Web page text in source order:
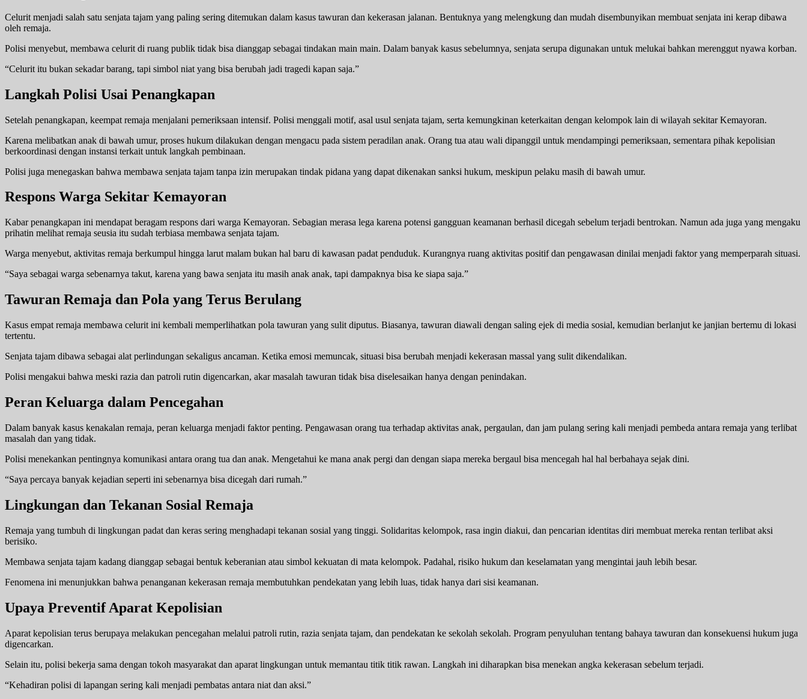
Celurit menjadi salah satu senjata tajam yang paling sering ditemukan dalam kasus tawuran dan kekerasan jalanan. Bentuknya yang melengkung dan mudah disembunyikan membuat senjata ini kerap dibawa
oleh remaja.
Polisi menyebut, membawa celurit di ruang publik tidak bisa dianggap sebagai tindakan main main. Dalam banyak kasus sebelumnya, senjata serupa digunakan untuk melukai bahkan merenggut nyawa korban.
“Celurit itu bukan sekadar barang, tapi simbol niat yang bisa berubah jadi tragedi kapan saja.”
Langkah Polisi Usai Penangkapan
Setelah penangkapan, keempat remaja menjalani pemeriksaan intensif. Polisi menggali motif, asal usul senjata tajam, serta kemungkinan keterkaitan dengan kelompok lain di wilayah sekitar Kemayoran.
Karena melibatkan anak di bawah umur, proses hukum dilakukan dengan mengacu pada sistem peradilan anak. Orang tua atau wali dipanggil untuk mendampingi pemeriksaan, sementara pihak kepolisian
berkoordinasi dengan instansi terkait untuk langkah pembinaan.
Polisi juga menegaskan bahwa membawa senjata tajam tanpa izin merupakan tindak pidana yang dapat dikenakan sanksi hukum, meskipun pelaku masih di bawah umur.
Respons Warga Sekitar Kemayoran
Kabar penangkapan ini mendapat beragam respons dari warga Kemayoran. Sebagian merasa lega karena potensi gangguan keamanan berhasil dicegah sebelum terjadi bentrokan. Namun ada juga yang mengaku
prihatin melihat remaja seusia itu sudah terbiasa membawa senjata tajam.
Warga menyebut, aktivitas remaja berkumpul hingga larut malam bukan hal baru di kawasan padat penduduk. Kurangnya ruang aktivitas positif dan pengawasan dinilai menjadi faktor yang memperparah situasi.
“Saya sebagai warga sebenarnya takut, karena yang bawa senjata itu masih anak anak, tapi dampaknya bisa ke siapa saja.”
Tawuran Remaja dan Pola yang Terus Berulang
Kasus empat remaja membawa celurit ini kembali memperlihatkan pola tawuran yang sulit diputus. Biasanya, tawuran diawali dengan saling ejek di media sosial, kemudian berlanjut ke janjian bertemu di lokasi
tertentu.
Senjata tajam dibawa sebagai alat perlindungan sekaligus ancaman. Ketika emosi memuncak, situasi bisa berubah menjadi kekerasan massal yang sulit dikendalikan.
Polisi mengakui bahwa meski razia dan patroli rutin digencarkan, akar masalah tawuran tidak bisa diselesaikan hanya dengan penindakan.
Peran Keluarga dalam Pencegahan
Dalam banyak kasus kenakalan remaja, peran keluarga menjadi faktor penting. Pengawasan orang tua terhadap aktivitas anak, pergaulan, dan jam pulang sering kali menjadi pembeda antara remaja yang terlibat
masalah dan yang tidak.
Polisi menekankan pentingnya komunikasi antara orang tua dan anak. Mengetahui ke mana anak pergi dan dengan siapa mereka bergaul bisa mencegah hal hal berbahaya sejak dini.
“Saya percaya banyak kejadian seperti ini sebenarnya bisa dicegah dari rumah.”
Lingkungan dan Tekanan Sosial Remaja
Remaja yang tumbuh di lingkungan padat dan keras sering menghadapi tekanan sosial yang tinggi. Solidaritas kelompok, rasa ingin diakui, dan pencarian identitas diri membuat mereka rentan terlibat aksi
berisiko.
Membawa senjata tajam kadang dianggap sebagai bentuk keberanian atau simbol kekuatan di mata kelompok. Padahal, risiko hukum dan keselamatan yang mengintai jauh lebih besar.
Fenomena ini menunjukkan bahwa penanganan kekerasan remaja membutuhkan pendekatan yang lebih luas, tidak hanya dari sisi keamanan.
Upaya Preventif Aparat Kepolisian
Aparat kepolisian terus berupaya melakukan pencegahan melalui patroli rutin, razia senjata tajam, dan pendekatan ke sekolah sekolah. Program penyuluhan tentang bahaya tawuran dan konsekuensi hukum juga
digencarkan.
Selain itu, polisi bekerja sama dengan tokoh masyarakat dan aparat lingkungan untuk memantau titik titik rawan. Langkah ini diharapkan bisa menekan angka kekerasan sebelum terjadi.
“Kehadiran polisi di lapangan sering kali menjadi pembatas antara niat dan aksi.”